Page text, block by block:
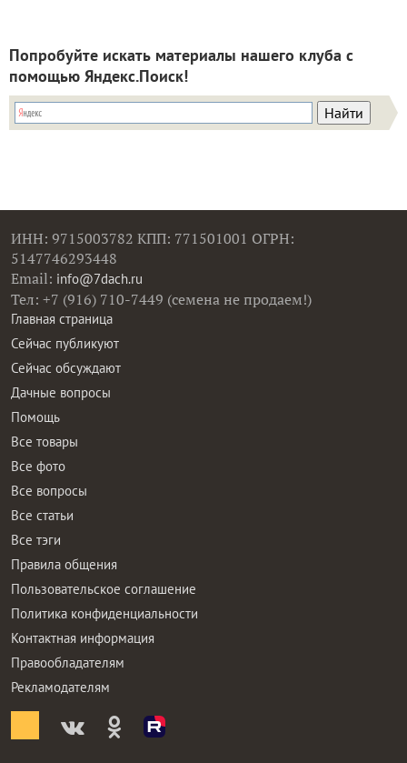
Попробуйте искать материалы нашего клуба с
помощью Яндекс.Поиск!
ИНН: 9715003782 КПП: 771501001 ОГРН:
5147746293448
Email: info@7dach.ru
Тел: +7 (916) 710-7449 (семена не продаем!)
Главная страница
Сейчас публикуют
Сейчас обсуждают
Дачные вопросы
Помощь
Все товары
Все фото
Все вопросы
Все статьи
Все тэги
Правила общения
Пользовательское соглашение
Политика конфиденциальности
Контактная информация
Правообладателям
Рекламодателям